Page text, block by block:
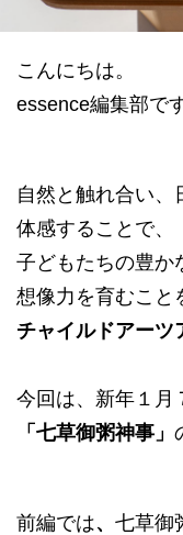
こんにちは。
essence編集部です
自然と触れ合い、
体感することで、
子どもたちの豊か
想像力を育むこと
チャイルドアーツ
今回は、新年１月
「七草御粥神事」
前編では、 七草御